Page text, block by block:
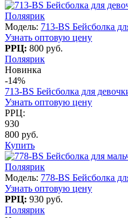
Поляярик
Модель: 713-BS Бейсболка
Узнать оптовую цену
РРЦ: 800 руб.
Поляярик
Новинка
-14%
713-BS Бейсболка для
Узнать оптовую цену
РРЦ:
930
800 руб.
Купить
Поляярик
Модель: 778-BS Бейсболка
Узнать оптовую цену
РРЦ: 930 руб.
Поляярик